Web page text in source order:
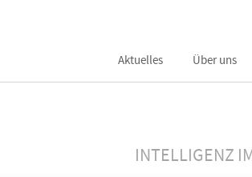
Aktuelles Über uns
INTELLIGENZ